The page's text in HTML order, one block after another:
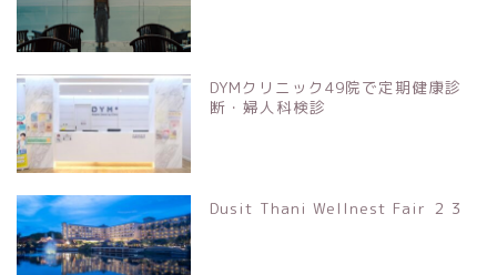
DYMクリニック49院で定期健康診
断・婦人科検診
Dusit Thani Wellnest Fair ２３